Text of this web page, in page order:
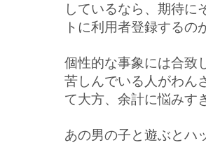
しているなら、期待に
トに利用者登録するの
個性的な事象には合致
苦しんでいる人がわん
て大方、余計に悩みす
あの男の子と遊ぶとハ